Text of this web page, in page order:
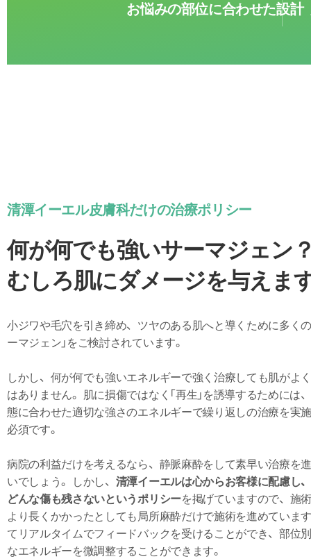
お悩みの部位に合わせた設計
清潭イーエル皮膚科だけの治療ポリシー
何が何でも強いサーマジェン
むしろ肌にダメージを与えま
小ジワや毛穴を引き締め、ツヤのある肌へと導くために多くの
ーマジェン」をご検討されています。
しかし、何が何でも強いエネルギーで強く治療しても肌がよ
はありません。肌に損傷ではなく「再生」を誘導するためには
態に合わせた適切な強さのエネルギーで繰り返しの治療を実
必須です。
病院の利益だけを考えるなら、静脈麻酔をして素早い治療を
いでしょう。しかし、 清潭イーエルは心からお客様に配慮し
どんな傷も残さないというポリシーを掲げていますので、施
より長くかかったとしても局所麻酔だけで施術を進めていま
てリアルタイムでフィードバックを受けることができ、部位
なエネルギーを微調整することができます。